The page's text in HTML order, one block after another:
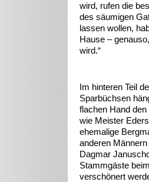
wird, rufen die
des säumigen
lassen wollen,
Hause –
wird.“
Im hinteren Teil
Sparbüchsen
flachen Hand
wie Meister
ehemalige
anderen
Dagmar
Stammgäste
verschönert